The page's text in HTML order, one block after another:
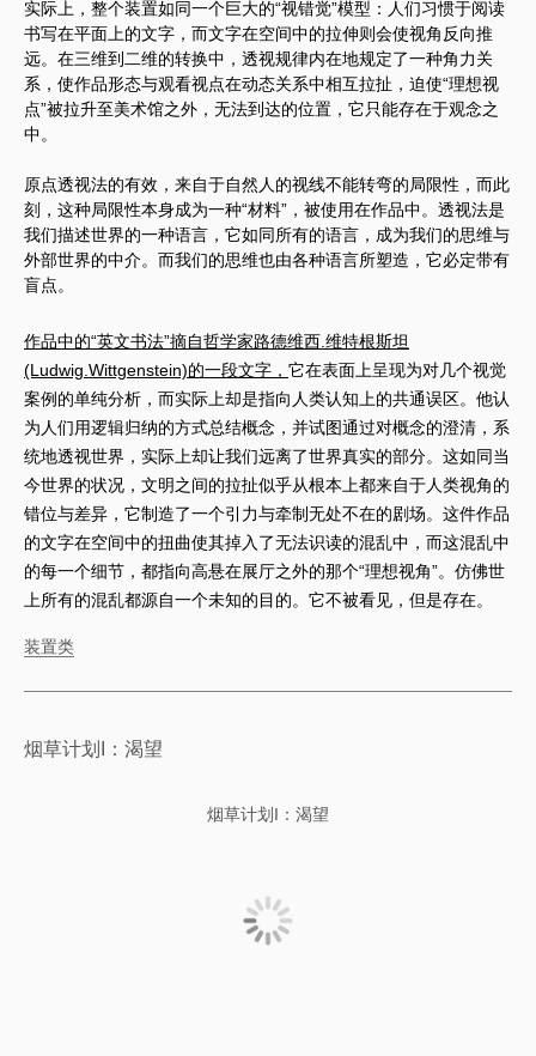
实际上，整个装置如同一个巨大的“视错觉”模型：人们习惯于阅读
书写在平面上的文字，而文字在空间中的拉伸则会使视角反向推
远。在三维到二维的转换中，透视规律内在地规定了一种角力关
系，使作品形态与观看视点在动态关系中相互拉扯，迫使“理想视
点”被拉升至美术馆之外，无法到达的位置，它只能存在于观念之
中。
原点透视法的有效，来自于自然人的视线不能转弯的局限性，而此
刻，这种局限性本身成为一种“材料”，被使用在作品中。透视法是
我们描述世界的一种语言，它如同所有的语言，成为我们的思维与
外部世界的中介。而我们的思维也由各种语言所塑造，它必定带有
盲点。
作品中的“英文书法”摘自哲学家路德维西.维特根斯坦
(Ludwig.Wittgenstein)的一段文字， 它在表面上呈现为对几个视觉
案例的单纯分析，而实际上却是指向人类认知上的共通误区。他认
为人们用逻辑归纳的方式总结概念，并试图通过对概念的澄清，系
统地透视世界，实际上却让我们远离了世界真实的部分。这如同当
今世界的状况，文明之间的拉扯似乎从根本上都来自于人类视角的
错位与差异，它制造了一个引力与牵制无处不在的剧场。这件作品
的文字在空间中的扭曲使其掉入了无法识读的混乱中，而这混乱中
的每一个细节，都指向高悬在展厅之外的那个“理想视角”。仿佛世
上所有的混乱都源自一个未知的目的。它不被看见，但是存在。
装置类
烟草计划I：渴望
烟草计划I：渴望